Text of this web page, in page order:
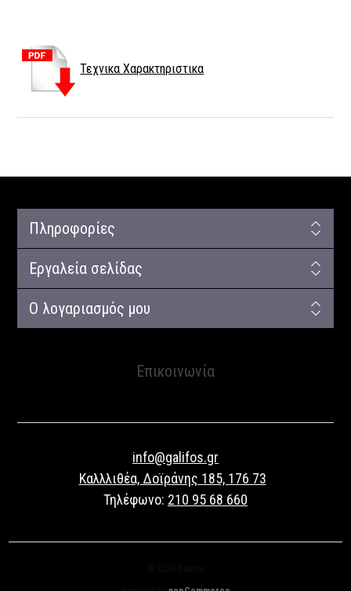
Τεχνικα Χαρακτηριστικα
Πληροφορίες
Εργαλεία σελίδας
Ο λογαριασμός μου
Επικοινωνία
info@galifos.gr
Καλλλιθέα, Δοϊράνης 185, 176 73
Τηλέφωνο: 210 95 68 660